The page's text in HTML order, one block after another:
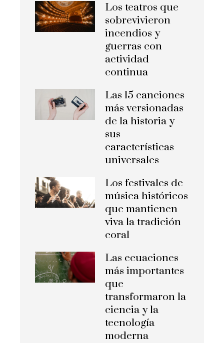
Los teatros que
sobrevivieron
incendios y
guerras con
actividad
continua
Las 15 canciones
más versionadas
de la historia y
sus
características
universales
Los festivales de
música históricos
que mantienen
viva la tradición
coral
Las ecuaciones
más importantes
que
transformaron la
ciencia y la
tecnología
moderna